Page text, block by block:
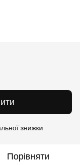
знижки
Порівняти